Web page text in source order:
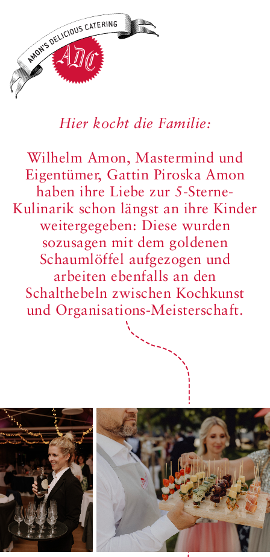
Hier kocht die Familie:
Wilhelm Amon, Mastermind und
Eigentümer, Gattin Piroska Amon
haben ihre Liebe zur 5-Sterne-
Kulinarik schon längst an ihre Kinder
weitergegeben: Diese wurden
sozusagen mit dem goldenen
Schaumlöffel aufgezogen und
arbeiten ebenfalls an den
Schalthebeln zwischen Kochkunst
und Organisations-Meisterschaft.